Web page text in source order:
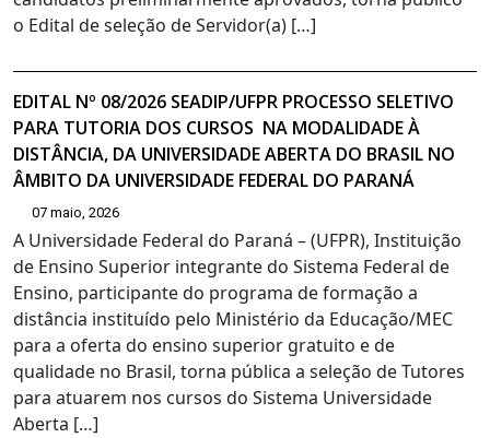
o Edital de seleção de Servidor(a) […]
EDITAL Nº 08/2026 SEADIP/UFPR PROCESSO SELETIVO
PARA TUTORIA DOS CURSOS NA MODALIDADE À
DISTÂNCIA, DA UNIVERSIDADE ABERTA DO BRASIL NO
ÂMBITO DA UNIVERSIDADE FEDERAL DO PARANÁ
07 maio, 2026
A Universidade Federal do Paraná – (UFPR), Instituição
de Ensino Superior integrante do Sistema Federal de
Ensino, participante do programa de formação a
distância instituído pelo Ministério da Educação/MEC
para a oferta do ensino superior gratuito e de
qualidade no Brasil, torna pública a seleção de Tutores
para atuarem nos cursos do Sistema Universidade
Aberta […]